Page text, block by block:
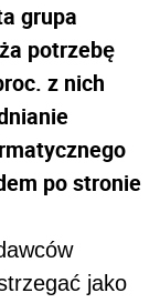
grupa
potrzebę
z nich
po stronie
jako